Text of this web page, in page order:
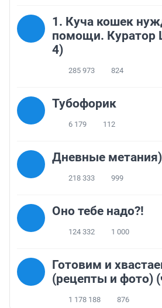
1. Куча кошек
помощи. Куратор
4)
285 973 824
Тубофорик
6 179 112
Дневные
218 333 999
Оно тебе надо?!
124 332 1 000
Готовим и
(рецепты и фото)
1 178 188 876